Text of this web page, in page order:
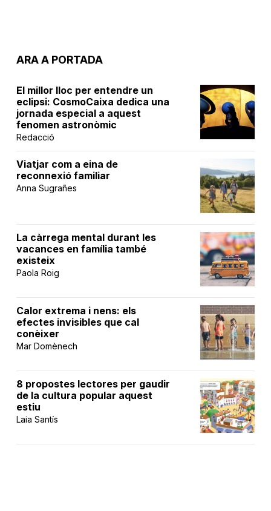
ARA A PORTADA
El millor lloc per entendre un
eclipsi: CosmoCaixa dedica una
jornada especial a aquest
fenomen astronòmic
Redacció
Viatjar com a eina de
reconnexió familiar
Anna Sugrañes
La càrrega mental durant les
vacances en família també
existeix
Paola Roig
Calor extrema i nens: els
efectes invisibles que cal
conèixer
Mar Domènech
8 propostes lectores per gaudir
de la cultura popular aquest
estiu
Laia Santís